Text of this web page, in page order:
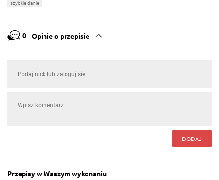
szybkie danie
0 Opinie o przepisie
DODAJ
Przepisy w Waszym wykonaniu